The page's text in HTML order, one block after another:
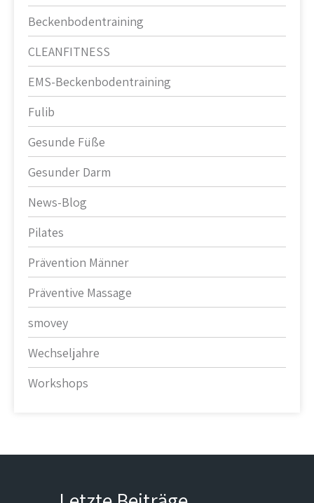
Beckenbodentraining
CLEANFITNESS
EMS-Beckenbodentraining
Fulib
Gesunde Füße
Gesunder Darm
News-Blog
Pilates
Prävention Männer
Präventive Massage
smovey
Wechseljahre
Workshops